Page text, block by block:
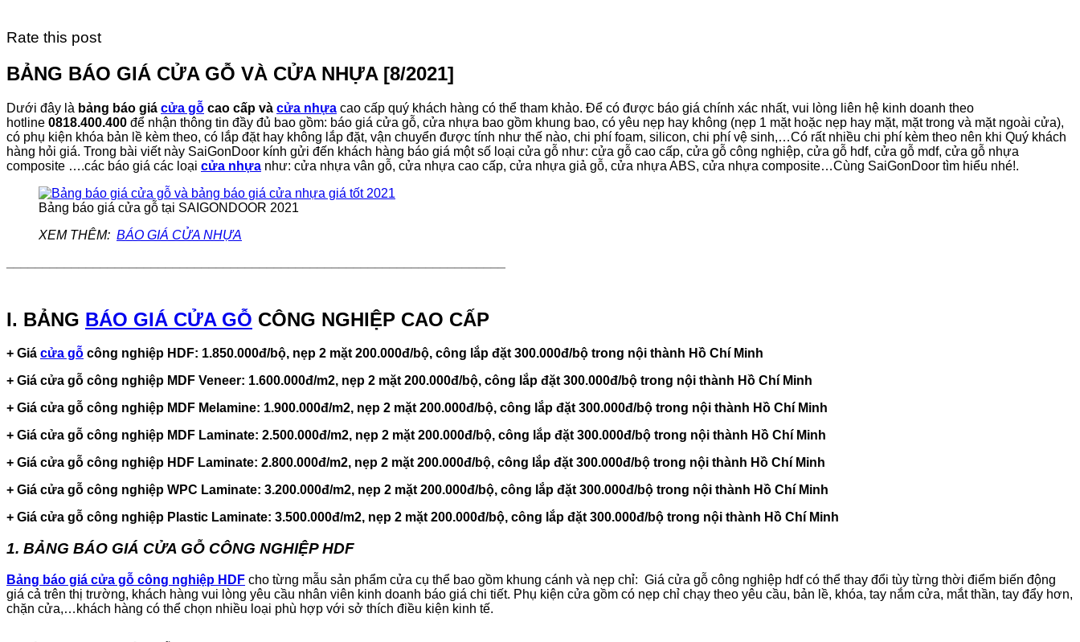
Rate this post
BẢNG BÁO GIÁ CỬA GỖ VÀ CỬA NHỰA [8/2021]
Dưới đây là bảng báo giá cửa gỗ cao cấp và cửa nhựa cao cấp quý khách hàng có thể tham khảo. Để có được báo giá chính xác nhất, vui lòng liên hệ kinh doanh theo
hotline 0818.400.400 để nhận thông tin đầy đủ bao gồm: báo giá cửa gỗ, cửa nhựa bao gồm khung bao, có yêu nẹp hay không (nẹp 1 mặt hoặc nẹp hay mặt, mặt trong và mặt ngoài cửa),
có phụ kiện khóa bản lề kèm theo, có lắp đặt hay không lắp đặt, vận chuyển được tính như thế nào, chi phí foam, silicon, chi phí vệ sinh,…Có rất nhiều chi phí kèm theo nên khi Quý khách
hàng hỏi giá. Trong bài viết này SaiGonDoor kính gửi đến khách hàng báo giá một số loại cửa gỗ như: cửa gỗ cao cấp, cửa gỗ công nghiệp, cửa gỗ hdf, cửa gỗ mdf, cửa gỗ nhựa
composite ….các báo giá các loại cửa nhựa như: cửa nhựa vân gỗ, cửa nhựa cao cấp, cửa nhựa giả gỗ, cửa nhựa ABS, cửa nhựa composite…Cùng SaiGonDoor tìm hiểu nhé!.
Bảng báo giá cửa gỗ tại SAIGONDOOR 2021
XEM THÊM: BÁO GIÁ CỬA NHỰA
I. BẢNG BÁO GIÁ CỬA GỖ CÔNG NGHIỆP CAO CẤP
+ Giá cửa gỗ công nghiệp HDF: 1.850.000đ/bộ, nẹp 2 mặt 200.000đ/bộ, công lắp đặt 300.000đ/bộ trong nội thành Hồ Chí Minh
+ Giá cửa gỗ công nghiệp MDF Veneer: 1.600.000đ/m2, nẹp 2 mặt 200.000đ/bộ, công lắp đặt 300.000đ/bộ trong nội thành Hồ Chí Minh
+ Giá cửa gỗ công nghiệp MDF Melamine: 1.900.000đ/m2, nẹp 2 mặt 200.000đ/bộ, công lắp đặt 300.000đ/bộ trong nội thành Hồ Chí Minh
+ Giá cửa gỗ công nghiệp MDF Laminate: 2.500.000đ/m2, nẹp 2 mặt 200.000đ/bộ, công lắp đặt 300.000đ/bộ trong nội thành Hồ Chí Minh
+ Giá cửa gỗ công nghiệp HDF Laminate: 2.800.000đ/m2, nẹp 2 mặt 200.000đ/bộ, công lắp đặt 300.000đ/bộ trong nội thành Hồ Chí Minh
+ Giá cửa gỗ công nghiệp WPC Laminate: 3.200.000đ/m2, nẹp 2 mặt 200.000đ/bộ, công lắp đặt 300.000đ/bộ trong nội thành Hồ Chí Minh
+ Giá cửa gỗ công nghiệp Plastic Laminate: 3.500.000đ/m2, nẹp 2 mặt 200.000đ/bộ, công lắp đặt 300.000đ/bộ trong nội thành Hồ Chí Minh
1. BẢNG BÁO GIÁ CỬA GỖ CÔNG NGHIỆP HDF
Bảng báo giá cửa gỗ công nghiệp HDF cho từng mẫu sản phẩm cửa cụ thể bao gồm khung cánh và nẹp chỉ: Giá cửa gỗ công nghiệp hdf có thể thay đổi tùy từng thời điểm biến động
giá cả trên thị trường, khách hàng vui lòng yêu cầu nhân viên kinh doanh báo giá chi tiết. Phụ kiện cửa gồm có nẹp chỉ chạy theo yêu cầu, bản lề, khóa, tay nắm cửa, mắt thần, tay đẩy hơn,
chặn cửa,…khách hàng có thể chọn nhiều loại phù hợp với sở thích điều kiện kinh tế.